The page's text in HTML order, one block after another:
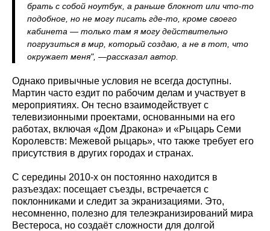
брать с собой ноутбук, а раньше блокнот или что-то
подобное, но не могу писать где-то, кроме своего
кабинета — только там я могу действительно
погрузиться в мир, который создаю, а не в тот, что
окружает меня", —рассказал автор.
Однако привычные условия не всегда доступны.
Мартин часто ездит по рабочим делам и участвует в
мероприятиях. Он тесно взаимодействует с
телевизионными проектами, основанными на его
работах, включая «Дом Дракона» и «Рыцарь Семи
Королевств: Межевой рыцарь», что также требует его
присутствия в других городах и странах.
С середины 2010-х он постоянно находится в
разъездах: посещает съезды, встречается с
поклонниками и следит за экранизациями. Это,
несомненно, полезно для телеэкранизирований мира
Вестероса, но создаёт сложности для долгой